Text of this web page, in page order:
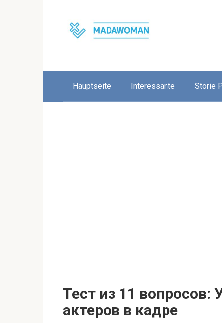
Hauptseite Interessante Storie
Тест из 11 вопросов:
актеров в кадре